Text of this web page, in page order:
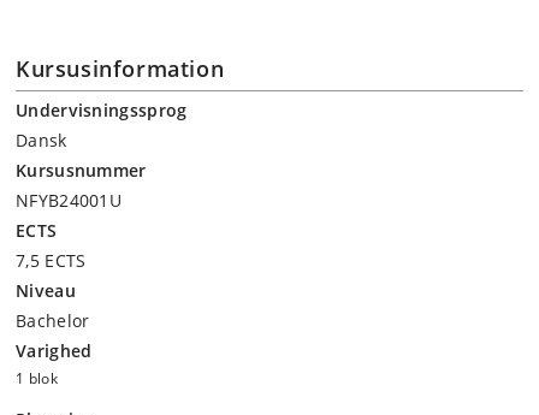
Kursusinformation
Undervisningssprog
Dansk
Kursusnummer
NFYB24001U
ECTS
7,5 ECTS
Niveau
Bachelor
Varighed
1 blok